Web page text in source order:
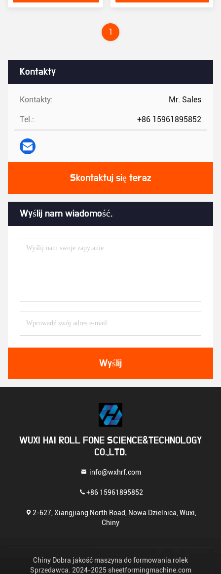
Kontakty
Kontakty: Mr. Sales
Tel.: +86 15961895852
Skontaktuj się teraz
Wyślij nam wiadomość.
Wyślij
1
WUXI HAI ROLL FONE SCIENCE&TECHNOLOGY
CO.,LTD.
info@wxhrf.com
+86 15961895852
2-627, Xiangjiang North Road, Nowa Dzielnica, Wuxi,
Chiny
Chiny Dobra jakość maszyna do formowania rolek
Sprzedawca. 2024-2025 sheetformingmachine.com